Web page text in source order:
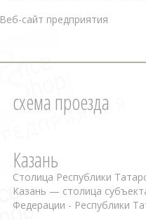
Веб-сайт предприятия
схема проезда
Казань
Столица Республики
Казань — столица
Федерации - Республики